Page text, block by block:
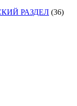
РАЗДЕЛ (36)